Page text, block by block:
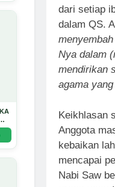
-
dari setiap
dalam QS.
Nya dalam
mendirikan
agama
Keikhlasan
Anggota
kebaikan
mencapai
Nabi Saw